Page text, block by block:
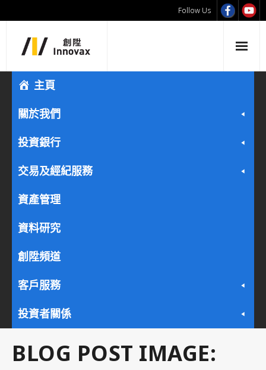
Follow Us
主頁
關於我們
投資銀行
交易及經紀服務
資產管理
資料研究
創陞頻道
客戶服務
投資者關係
BLOG POST IMAGE: